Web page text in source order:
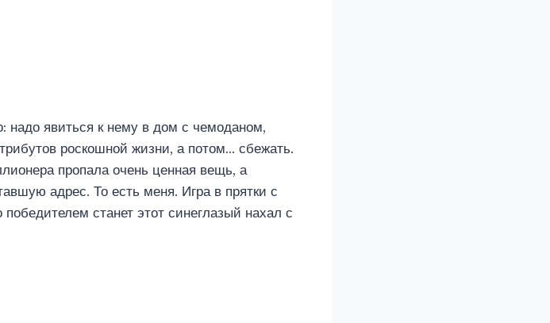
надо явиться к нему в дом с чемоданом,
роскошной жизни, а потом… сбежать.
пропала очень ценная вещь, а
адрес. То есть меня. Игра в прятки с
станет этот синеглазый нахал с